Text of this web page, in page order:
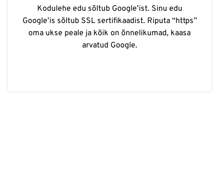
Kodulehe edu sõltub Google’ist. Sinu edu
Google’is sõltub SSL sertifikaadist. Riputa “https”
oma ukse peale ja kõik on õnnelikumad, kaasa
arvatud Google.